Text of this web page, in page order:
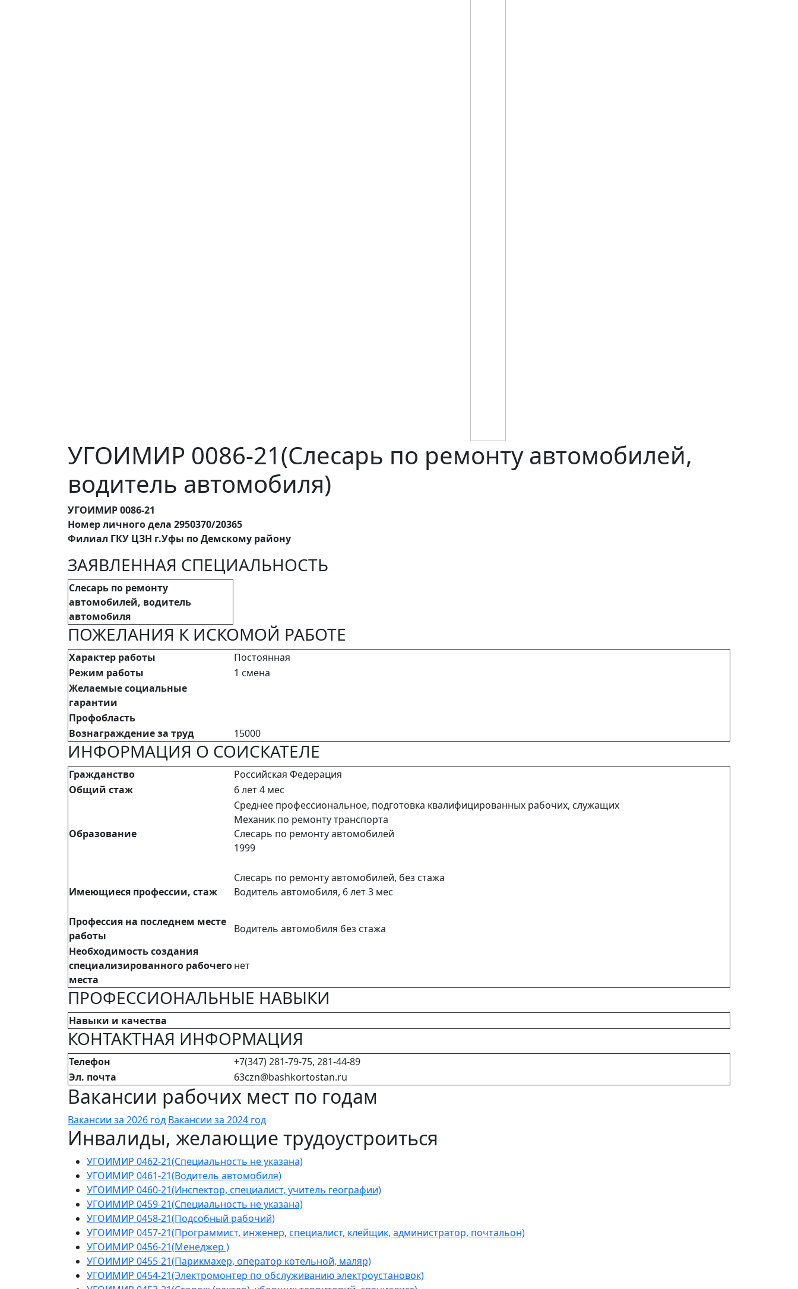
УГОИМИР 0086-21(Слесарь по ремонту автомобилей,
водитель автомобиля)
УГОИМИР 0086-21
Номер личного дела 2950370/20365
Филиал ГКУ ЦЗН г.Уфы по Демскому району
ЗАЯВЛЕННАЯ СПЕЦИАЛЬНОСТЬ
Слесарь по ремонту
автомобилей, водитель
автомобиля
ПОЖЕЛАНИЯ К ИСКОМОЙ РАБОТЕ
Характер работы
Постоянная
Режим работы
1 смена
Желаемые социальные
гарантии
Профобласть
Вознаграждение за труд
15000
ИНФОРМАЦИЯ О СОИСКАТЕЛЕ
Гражданство
Российская Федерация
Общий стаж
6 лет 4 мес
Образование
Среднее профессиональное, подготовка квалифицированных рабочих, служащих
Механик по ремонту транспорта
Слесарь по ремонту автомобилей
1999
Имеющиеся профессии, стаж
Слесарь по ремонту автомобилей, без стажа
Водитель автомобиля, 6 лет 3 мес
Профессия на последнем месте
работы
Водитель автомобиля без стажа
Необходимость создания
специализированного рабочего
места
нет
ПРОФЕССИОНАЛЬНЫЕ НАВЫКИ
Навыки и качества
КОНТАКТНАЯ ИНФОРМАЦИЯ
Телефон
+7(347) 281-79-75, 281-44-89
Эл. почта
63czn@bashkortostan.ru
Вакансии рабочих мест по годам
Вакансии за 2026 год Вакансии за 2024 год
Инвалиды, желающие трудоустроиться
УГОИМИР 0462-21(Специальность не указана)
УГОИМИР 0461-21(Водитель автомобиля)
УГОИМИР 0460-21(Инспектор, специалист, учитель географии)
УГОИМИР 0459-21(Специальность не указана)
УГОИМИР 0458-21(Подсобный рабочий)
УГОИМИР 0457-21(Программист, инженер, специалист, клейщик, администратор, почтальон)
УГОИМИР 0456-21(Менеджер )
УГОИМИР 0455-21(Парикмахер, оператор котельной, маляр)
УГОИМИР 0454-21(Электромонтер по обслуживанию электроустановок)